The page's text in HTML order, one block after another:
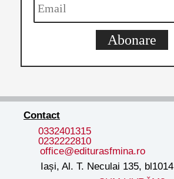
Abonare
Contact
0332401315
0232222810
office@editurasfmina.ro
Iași, Al. T. Neculai 135,